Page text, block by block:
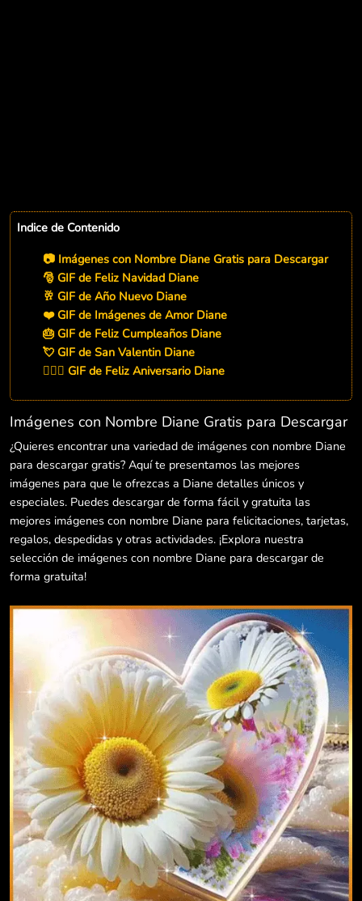
Indice de Contenido
📷 Imágenes con Nombre Diane Gratis para Descargar
🎅 GIF de Feliz Navidad Diane
🥂 GIF de Año Nuevo Diane
❤️ GIF de Imágenes de Amor Diane
🎂 GIF de Feliz Cumpleaños Diane
💘 GIF de San Valentin Diane
👨‍❤️‍👨 GIF de Feliz Aniversario Diane
Imágenes con Nombre Diane Gratis para Descargar
¿Quieres encontrar una variedad de imágenes con nombre Diane
para descargar gratis? Aquí te presentamos las mejores
imágenes para que le ofrezcas a Diane detalles únicos y
especiales. Puedes descargar de forma fácil y gratuita las
mejores imágenes con nombre Diane para felicitaciones, tarjetas,
regalos, despedidas y otras actividades. ¡Explora nuestra
selección de imágenes con nombre Diane para descargar de
forma gratuita!